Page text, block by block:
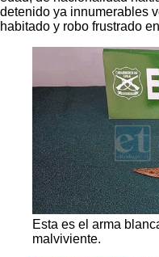
detenido ya innumerables
habitado y robo frustrado
Esta es el arma
malviviente.